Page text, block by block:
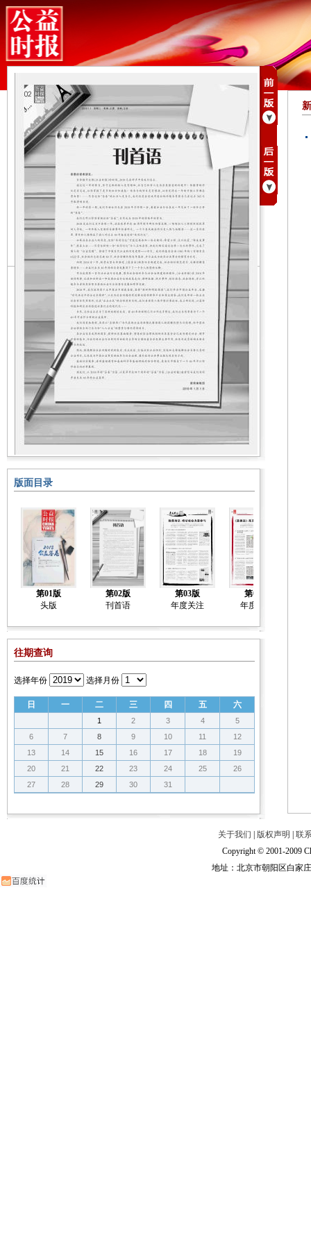
版面目录
第01版
头版
第02版
刊首语
第03版
年度关注
第04版
年度关注
往期查询
选择年份 选择月份
日 一 二 三 四 五 六
1 2 3 4
5
6
7 8 9 10 11
12
13
14 15 16 17 18
19
20
21 22 23 24 25
26
27
28 29 30 31
关于我们 版权声明
联
Copyright © 2001-2009
地址：北京市朝阳区白家